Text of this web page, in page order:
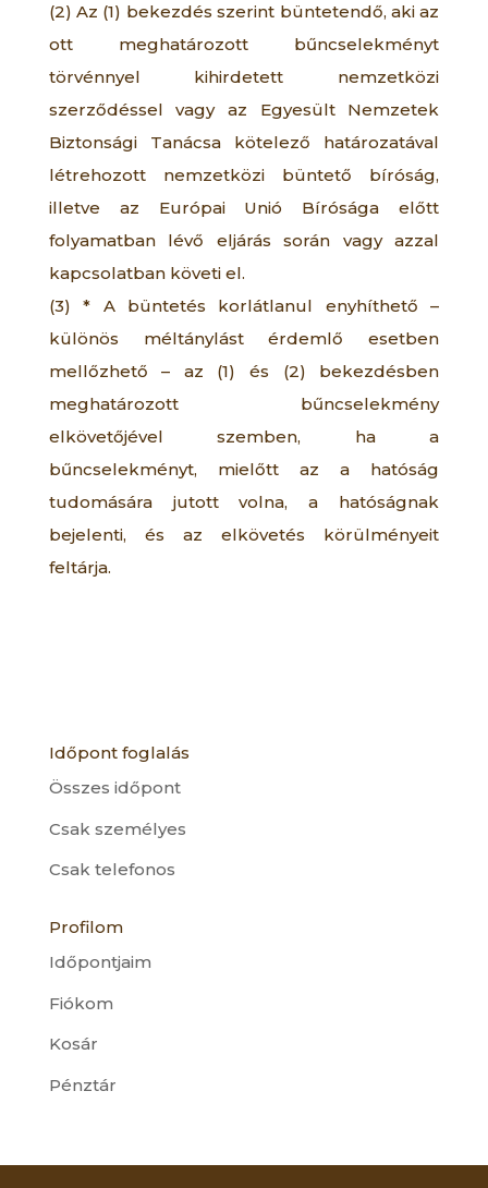
(2) Az (1) bekezdés szerint büntetendő, aki az
ott meghatározott bűncselekményt
törvénnyel kihirdetett nemzetközi
szerződéssel vagy az Egyesült Nemzetek
Biztonsági Tanácsa kötelező határozatával
létrehozott nemzetközi büntető bíróság,
illetve az Európai Unió Bírósága előtt
folyamatban lévő eljárás során vagy azzal
kapcsolatban követi el.
(3) * A büntetés korlátlanul enyhíthető –
különös méltánylást érdemlő esetben
mellőzhető – az (1) és (2) bekezdésben
meghatározott bűncselekmény
elkövetőjével szemben, ha a
bűncselekményt, mielőtt az a hatóság
tudomására jutott volna, a hatóságnak
bejelenti, és az elkövetés körülményeit
feltárja.
Időpont foglalás
Összes időpont
Csak személyes
Csak telefonos
Profilom
Időpontjaim
Fiókom
Kosár
Pénztár